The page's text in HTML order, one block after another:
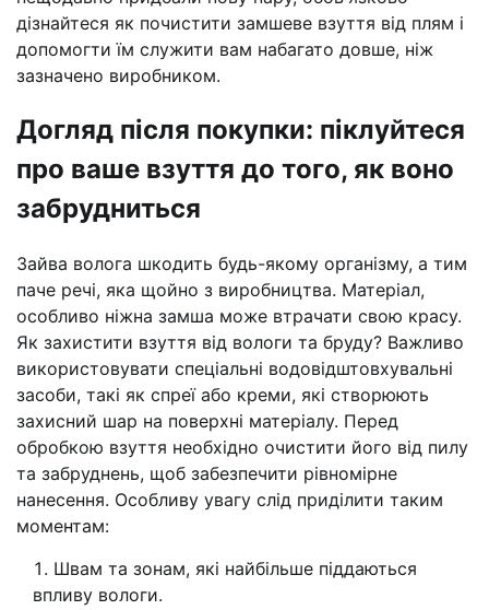
дізнайтеся як почистити замшеве взуття від плям і
допомогти їм служити вам набагато довше, ніж
зазначено виробником.
Догляд після покупки: піклуйтеся
про ваше взуття до того, як воно
забрудниться
Зайва волога шкодить будь-якому організму, а тим
паче речі, яка щойно з виробництва. Матеріал,
особливо ніжна замша може втрачати свою красу.
Як захистити взуття від вологи та бруду? Важливо
використовувати спеціальні водовідштовхувальні
засоби, такі як спреї або креми, які створюють
захисний шар на поверхні матеріалу. Перед
обробкою взуття необхідно очистити його від пилу
та забруднень, щоб забезпечити рівномірне
нанесення. Особливу увагу слід приділити таким
моментам:
Швам та зонам, які найбільше піддаються
впливу вологи.